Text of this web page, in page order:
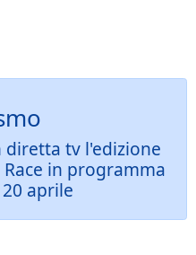
diretta tv l'edizione
in programma
aprile